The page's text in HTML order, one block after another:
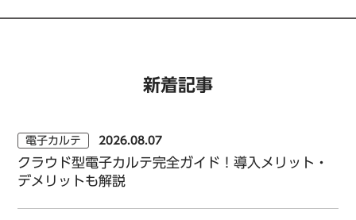
新着記事
電子カルテ 2026.08.07
クラウド型電子カルテ完全ガイド！導入メリット・
デメリットも解説